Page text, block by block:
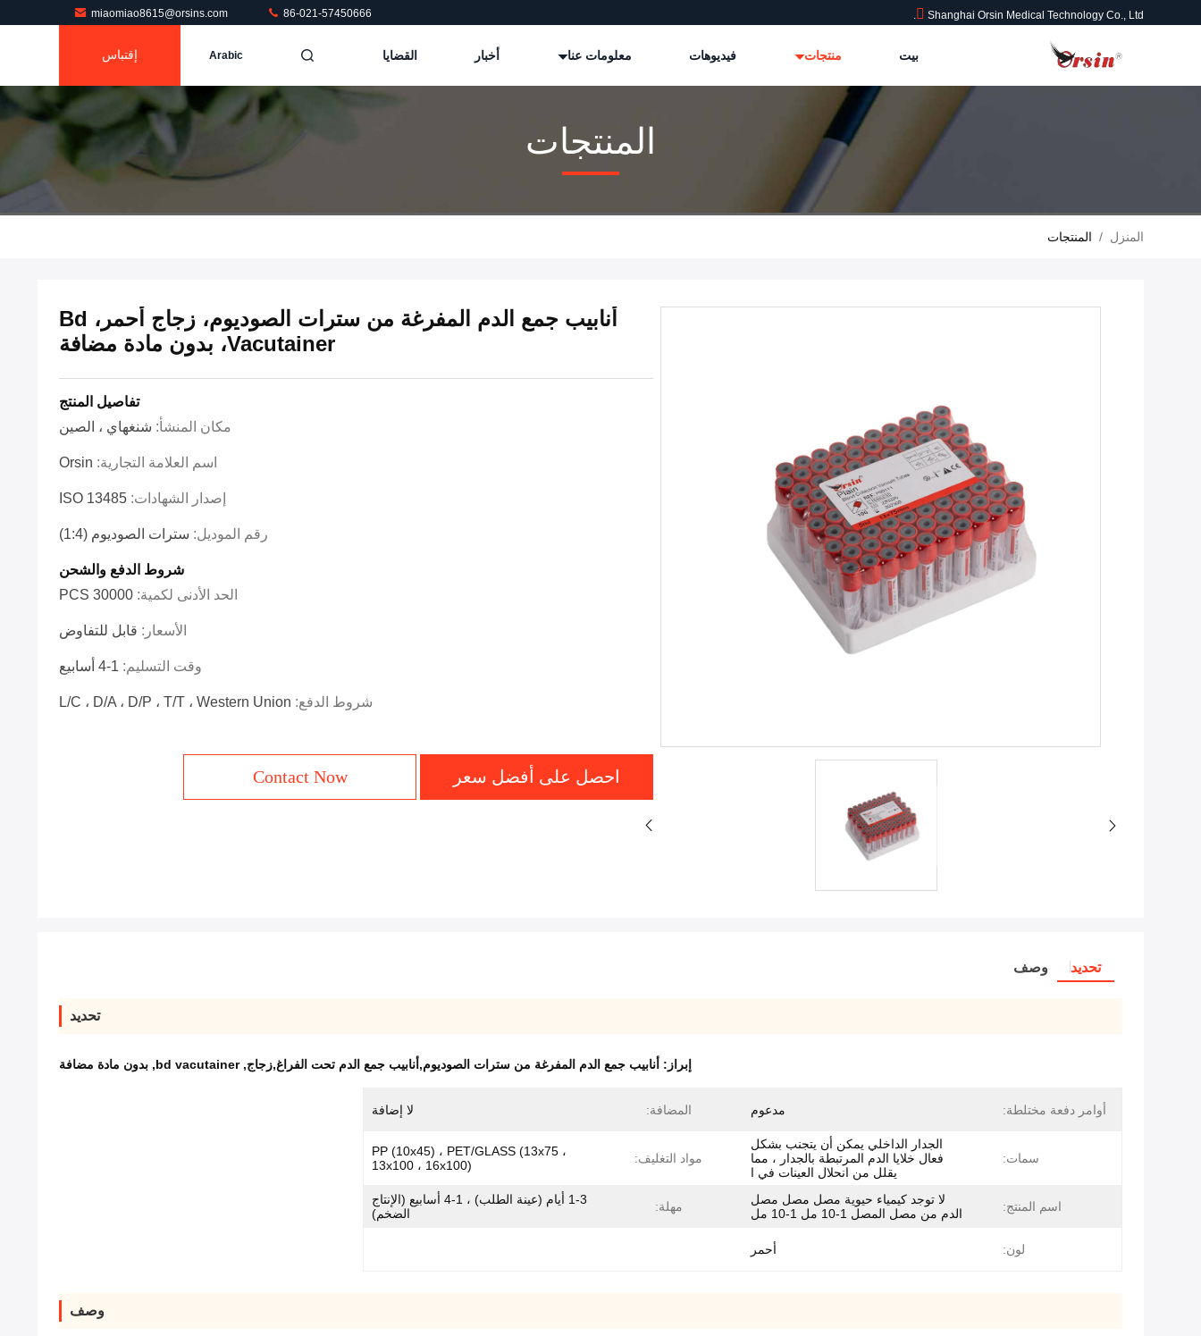
Shanghai Orsin Medical Technology Co., Ltd.
miaomiao8615@orsins.com 86-021-57450666
بيت منتجات فيديوهات معلومات عنا أخبار القضايا Arabic إقتباس
المنتجات
المنزل / المنتجات
أنابيب جمع الدم المفرغة من سترات الصوديوم، زجاج أحمر، Bd
Vacutainer، بدون مادة مضافة
تفاصيل المنتج
مكان المنشأ: شنغهاي ، الصين
اسم العلامة التجارية: Orsin
إصدار الشهادات: ISO 13485
رقم الموديل: سترات الصوديوم (1:4)
شروط الدفع والشحن
الحد الأدنى لكمية: 30000 PCS
الأسعار: قابل للتفاوض
وقت التسليم: 1-4 أسابيع
شروط الدفع: L/C ، D/A ، D/P ، T/T ، Western Union
احصل على أفضل سعر Contact Now
تحديد وصف
تحديد
إبراز: أنابيب جمع الدم المفرغة من سترات الصوديوم,أنابيب جمع الدم تحت الفراغ,زجاج,
bd vacutainer
, بدون مادة مضافة
أوامر دفعة مختلطة: مدعوم المضافة: لا إضافة
سمات:
الجدار الداخلي يمكن أن يتجنب بشكل
فعال خلايا الدم المرتبطة بالجدار ، مما
يقلل من انحلال العينات في ا
مواد التغليف:
PP (10x45) ، PET/GLASS (13x75 ،
13x100 ، 16x100)
اسم المنتج:
لا توجد كيمياء حيوية مصل مصل مصل
الدم من مصل المصل 1-10 مل 1-10 مل
مهلة:
1-3 أيام (عينة الطلب) ، 1-4 أسابيع (الإنتاج
الضخم)
لون: أحمر
وصف